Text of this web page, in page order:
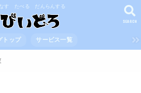
す たべる だんらんする
SEARCH
トップ サービス一覧